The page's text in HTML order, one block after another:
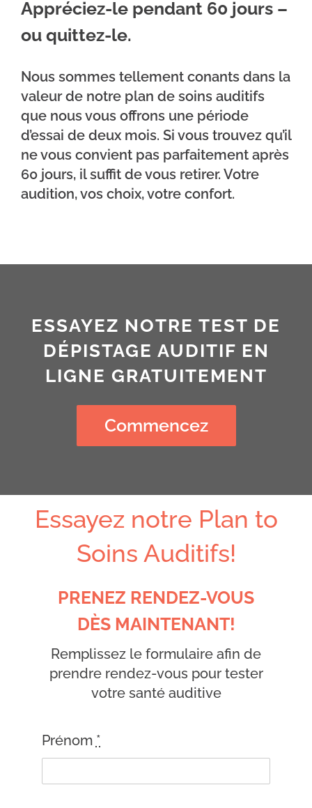
Appréciez-le pendant 60 jours –
ou quittez-le.
Nous sommes tellement conants dans la
valeur de notre plan de soins auditifs
que nous vous offrons une période
d’essai de deux mois. Si vous trouvez qu’il
ne vous convient pas parfaitement après
60 jours, il suffit de vous retirer. Votre
audition, vos choix, votre confort.
ESSAYEZ NOTRE TEST DE
DÉPISTAGE AUDITIF EN
LIGNE GRATUITEMENT
Commencez
Essayez notre Plan to
Soins Auditifs!
PRENEZ RENDEZ-VOUS
DÈS MAINTENANT!
Remplissez le formulaire afin de
prendre rendez-vous pour tester
votre santé auditive
Prénom *